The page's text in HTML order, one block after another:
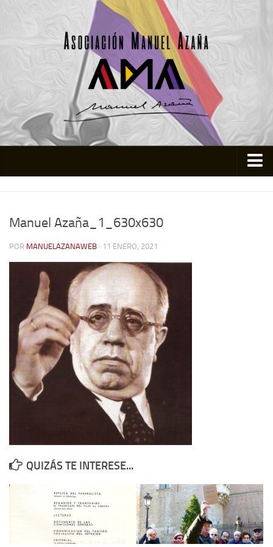
Actividades
Colabora
Contacto
Memoria Histórica
Investigación previa de la represión en Talavera de la Reina (1937-
1947).
Informe Represión en Toledo 1936-1947 | Buscador
Informe de la fosa de abril de 1939 de Tembleque
Enciclopedia Republicana
Izquierda Republicana. Agrupaciones y Militantes (1934-1939)
Izquierda Republicana. Navarra
Izquierda Republicana. Galicia
Textos esenciales del republicanismo
Manuel Azaña_1_630x630
POR MANUELAZANAWEB · 11 ENERO, 2021
QUIZÁS TE INTERESE...